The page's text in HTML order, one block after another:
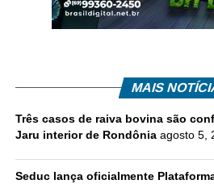
MAIS
Três casos de raiva bovina são
Jaru interior de Rondônia agosto 5,
Seduc lança oficialmente